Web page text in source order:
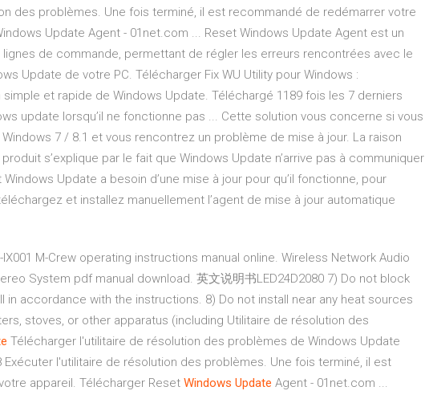
des problèmes. Une fois terminé, il est recommandé de redémarrer votre
Update Agent - 01net.com ... Reset Windows Update Agent est un
de commande, permettant de régler les erreurs rencontrées avec le
Update de votre PC. Télécharger Fix WU Utility pour Windows :
et rapide de Windows Update. Téléchargé 1189 fois les 7 derniers
update lorsqu’il ne fonctionne pas ... Cette solution vous concerne si vous
7 / 8.1 et vous rencontrez un problème de mise à jour. La raison
s’explique par le fait que Windows Update n’arrive pas à communiquer
Update a besoin d’une mise à jour pour qu’il fonctionne, pour
et installez manuellement l’agent de mise à jour automatique
M-Crew operating instructions manual online. Wireless Network Audio
System pdf manual download. 英文说明书LED24D2080 7) Do not block
in accordance with the instructions. 8) Do not install near any heat sources
stoves, or other apparatus (including Utilitaire de résolution des
Télécharger l'utilitaire de résolution des problèmes de Windows Update
Exécuter l'utilitaire de résolution des problèmes. Une fois terminé, il est
appareil. Télécharger Reset Windows Update Agent - 01net.com ...